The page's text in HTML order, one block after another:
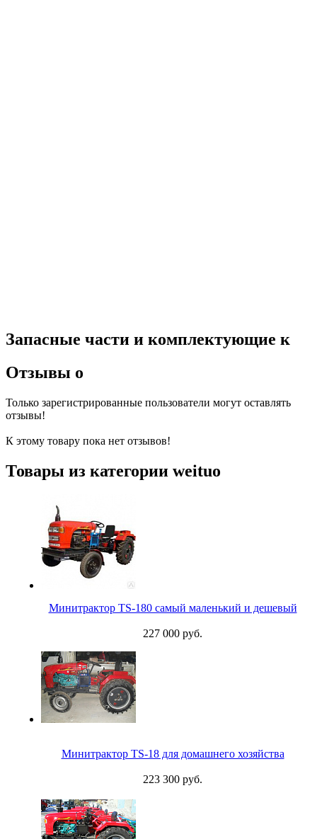
Запасные части и комплектующие к
Отзывы о
Только зарегистрированные пользователи могут оставлять
отзывы!
К этому товару пока нет отзывов!
Товары из категории weituo
Минитрактор TS-180 самый маленький и дешевый
227 000 руб.
Минитрактор TS-18 для домашнего хозяйства
223 300 руб.